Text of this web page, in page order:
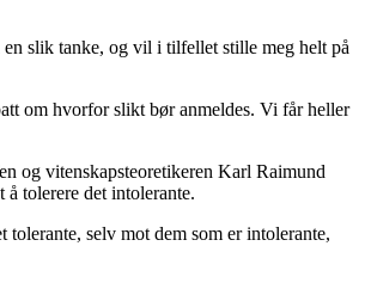
slik tanke, og vil i tilfellet stille meg helt på
om hvorfor slikt bør anmeldes. Vi får heller
og vitenskapsteoretikeren Karl Raimund
tolerere det intolerante.
tolerante, selv mot dem som er intolerante,